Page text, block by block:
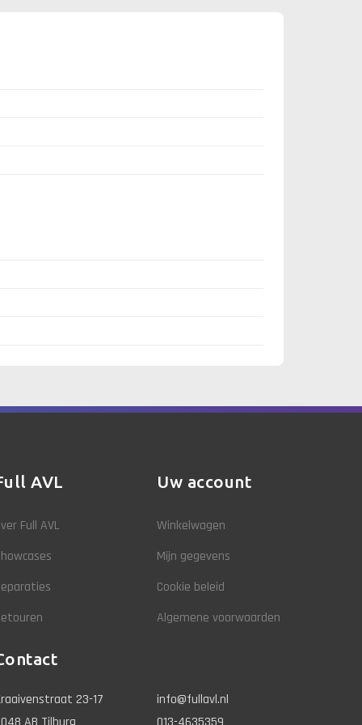
AVL
Full AVL
Uw account
Winkelwagen
Mijn gegevens
Cookie beleid
Algemene voorwaarden
23-17
info@fullavl.nl